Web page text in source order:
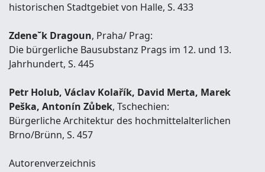
historischen Stadtgebiet von Halle, S. 433
Zdene˘k Dragoun, Praha/ Prag:
Die bürgerliche Bausubstanz Prags im 12. und 13.
Jahrhundert, S. 445
Petr Holub, Václav Kolařík, David Merta, Marek
Peška, Antonín Zůbek, Tschechien:
Bürgerliche Architektur des hochmittelalterlichen
Brno/Brünn, S. 457
Autorenverzeichnis